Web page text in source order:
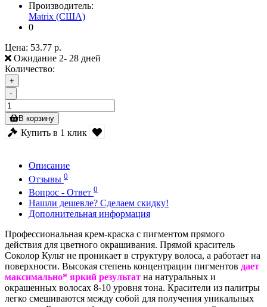
Производитель:
Matrix (США)
0
Цена: 53.77 р.
Ожидание 2- 28 дней
Количество:
+
-
В корзину
Купить в 1 клик
Описание
Отзывы 0
Вопрос - Ответ 0
Нашли дешевле? Сделаем скидку!
Дополнительная информация
Профессиональная крем-краска с пигментом прямого
действия для цветного окрашивания. Прямой краситель
Соколор Культ не проникает в структуру волоса, а работает на
поверхности. Высокая степень концентрации пигментов дает
максимально* яркий результат на натуральных и
окрашенных волосах 8-10 уровня тона. Красители из палитры
легко смешиваются между собой для получения уникальных